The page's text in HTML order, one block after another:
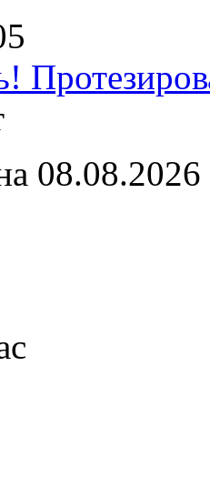
08.08.2026